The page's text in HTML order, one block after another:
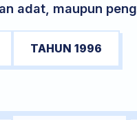
adat, maupun
TAHUN 1996